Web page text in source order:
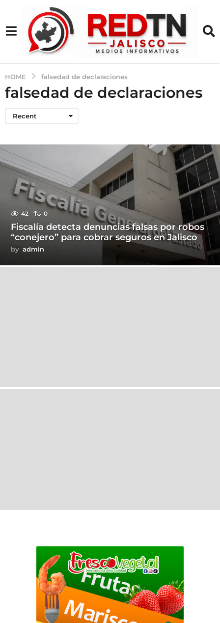
HOME falsedad de declaraciones
falsedad de declaraciones
Recent
42 0
Fiscalía detecta denuncias falsas por robos
“conejero” para cobrar seguros en Jalisco
by admin